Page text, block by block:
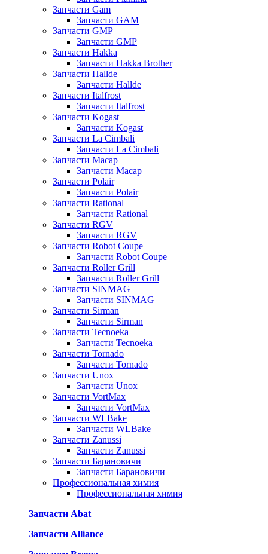
Запчасти Gam
Запчасти GAM
Запчасти GMP
Запчасти GMP
Запчасти Hakka
Запчасти Hakka Brother
Запчасти Hallde
Запчасти Hallde
Запчасти Italfrost
Запчасти Italfrost
Запчасти Kogast
Запчасти Kogast
Запчасти La Cimbali
Запчасти La Cimbali
Запчасти Macap
Запчасти Macap
Запчасти Polair
Запчасти Polair
Запчасти Rational
Запчасти Rational
Запчасти RGV
Запчасти RGV
Запчасти Robot Coupe
Запчасти Robot Coupe
Запчасти Roller Grill
Запчасти Roller Grill
Запчасти SINMAG
Запчасти SINMAG
Запчасти Sirman
Запчасти Sirman
Запчасти Tecnoeka
Запчасти Tecnoeka
Запчасти Tornado
Запчасти Tornado
Запчасти Unox
Запчасти Unox
Запчасти VortMax
Запчасти VortMax
Запчасти WLBake
Запчасти WLBake
Запчасти Zanussi
Запчасти Zanussi
Запчасти Барановичи
Запчасти Барановичи
Профессиональная химия
Профессиональная химия
Запчасти Abat
Запчасти Alliance